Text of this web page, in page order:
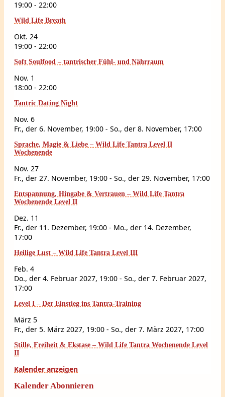
19:00 - 22:00
Wild Life Breath
Okt. 24
19:00 - 22:00
Soft Soulfood – tantrischer Fühl- und Nährraum
Nov. 1
18:00 - 22:00
Tantric Dating Night
Nov. 6
Fr., der 6. November, 19:00 - So., der 8. November, 17:00
Sprache, Magie & Liebe – Wild Life Tantra Level II
Wochenende
Nov. 27
Fr., der 27. November, 19:00 - So., der 29. November, 17:00
Entspannung, Hingabe & Vertrauen – Wild Life Tantra
Wochenende Level II
Dez. 11
Fr., der 11. Dezember, 19:00 - Mo., der 14. Dezember,
17:00
Heilige Lust – Wild Life Tantra Level III
Feb. 4
Do., der 4. Februar 2027, 19:00 - So., der 7. Februar 2027,
17:00
Level I – Der Einstieg ins Tantra-Training
März 5
Fr., der 5. März 2027, 19:00 - So., der 7. März 2027, 17:00
Stille, Freiheit & Ekstase – Wild Life Tantra Wochenende Level
II
Kalender anzeigen
Kalender Abonnieren